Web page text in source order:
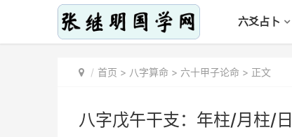
六爻占卜
首页 > 八字算命 > 六十甲子论命 > 正文
八字戊午干支：年柱/月柱/